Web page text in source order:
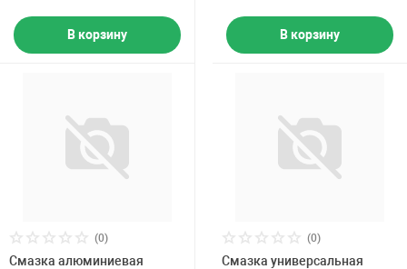
В корзину В корзину
(0)
Смазка алюминиевая
(0)
Смазка универсальная